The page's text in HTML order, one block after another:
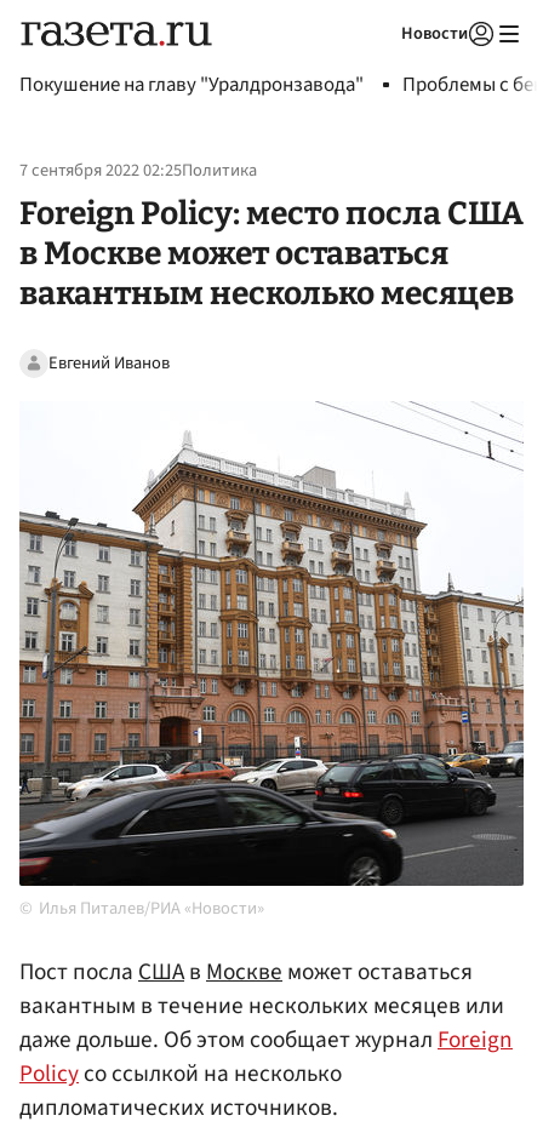
Новости
Покушение на главу "Уралдронзавода" Проблемы с
7 сентября 2022 02:25Политика
Foreign Policy: место посла США
в Москве может оставаться
вакантным несколько месяцев
Евгений Иванов
Илья Питалев/РИА «Новости»
Пост послаСШАвМосквеможет оставаться
вакантным в течение нескольких месяцев или
даже дольше. Об этом сообщает журналForeign
Policyсо ссылкой на несколько
дипломатических источников.